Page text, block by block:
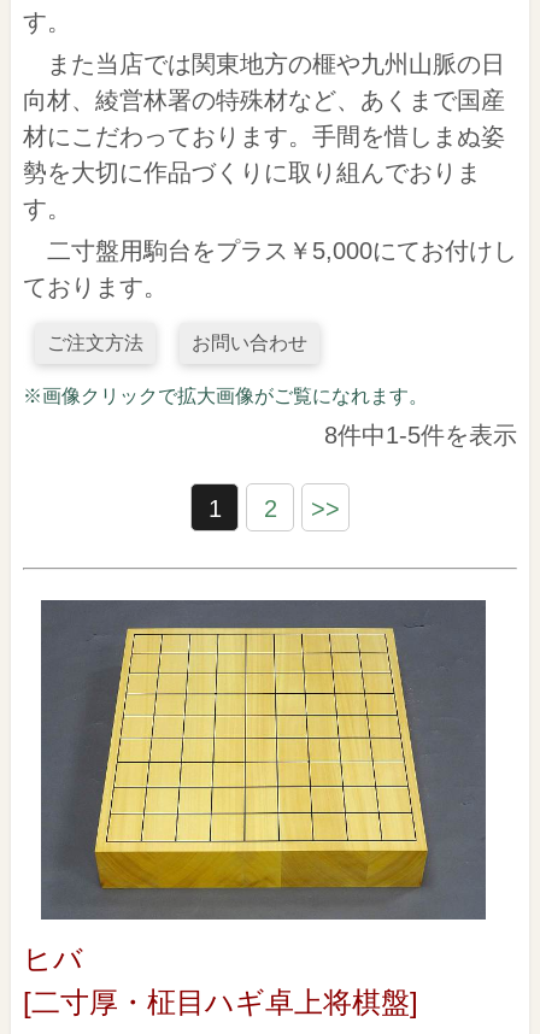
す。
また当店では関東地方の榧や九州山脈の日
向材、綾営林署の特殊材など、あくまで国産
材にこだわっております。手間を惜しまぬ姿
勢を大切に作品づくりに取り組んでおりま
す。
二寸盤用駒台をプラス￥5,000にてお付けし
ております。
ご注文方法 お問い合わせ
※画像クリックで拡大画像がご覧になれます。
8件中1-5件を表示
1 2 >>
ヒバ
[二寸厚・柾目ハギ卓上将棋盤]